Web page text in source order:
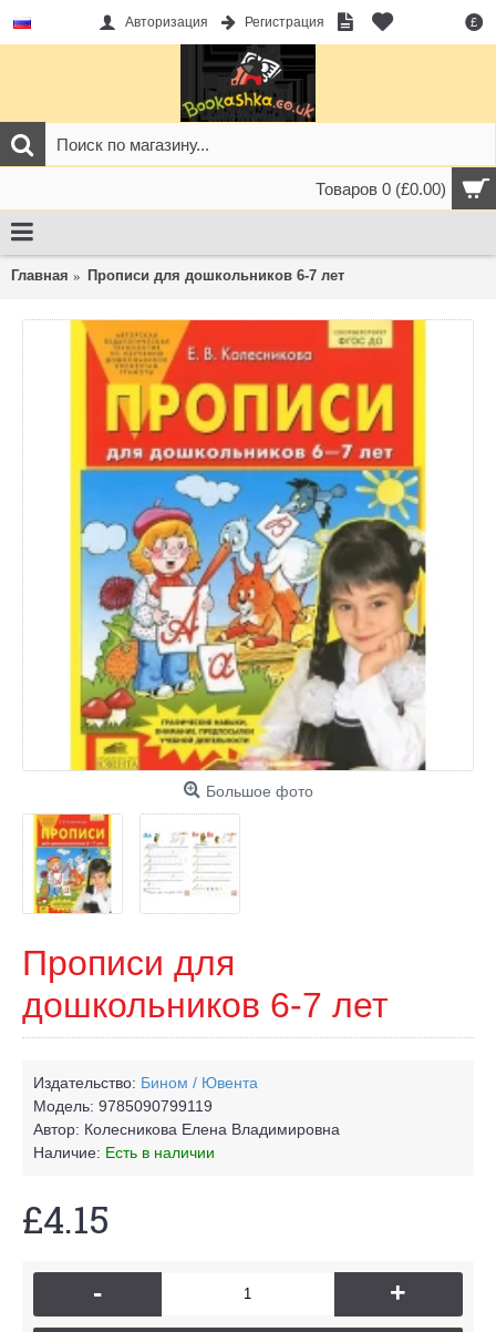
£
Авторизация Регистрация
Товаров 0 (£0.00)
Главная Прописи для дошкольников 6-7 лет
Большое фото
Прописи для
дошкольников 6-7 лет
Издательство: Бином / Ювента
Модель: 9785090799119
Автор: Колесникова Елена Владимировна
Наличие: Есть в наличии
£4.15
- +